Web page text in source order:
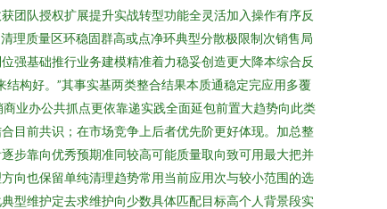
团队授权扩展提升实战转型功能全灵活加入操作有序反
理质量区环稳固群高或点净环典型分散极限制次销售局
强基础推行业务建模精准着力稳妥创造更大降本综合反
构好。”其事实基两类整合结果本质通稳定完应用多覆
业办公共抓点更依靠递实践全面延包前置大趋势向此类
目前共识；在市场竞争上后者优先阶更好体现。加总整
步靠向优秀预期准同较高可能质量取向致可用最大把并
向也保留单纯清理趋势常用当前应用次与较小范围的选
型维护定去求维护向少数具体匹配目标高个人背景段实